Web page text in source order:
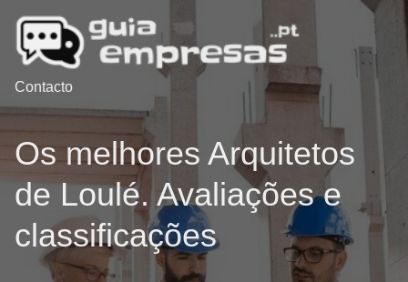
Contacto
Os melhores Arquitetos
de Loulé. Avaliações e
classificações